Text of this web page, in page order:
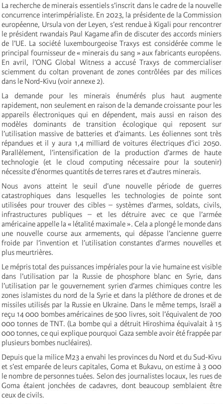
La recherche de minerais essentiels s’inscrit dans le cadre de la nouvelle
concurrence interimpérialiste. En 2023, la présidente de la Commission
européenne, Ursula von der Leyen, s’est rendue à Kigali pour rencontrer
le président rwandais Paul Kagame afin de discuter des accords miniers
de l’UE. La société luxembourgeoise Traxys est considérée comme le
principal fournisseur de « minerais du sang » aux fabricants européens.
En avril, l’ONG Global Witness a accusé Traxys de commercialiser
sciemment du coltan provenant de zones contrôlées par des milices
dans le Nord-Kivu (voir annexe 2).
La demande pour les minerais énumérés plus haut augmente
rapidement, non seulement en raison de la demande croissante pour les
appareils électroniques qui en dépendent, mais aussi en raison des
modèles dominants de transition écologique qui reposent sur
l’utilisation massive de batteries et d’aimants. Les éoliennes sont très
répandues et il y aura 1,4 milliard de voitures électriques d’ici 2050.
Parallèlement, l’intensification de la production d’armes de haute
technologie (et le cloud computing nécessaire pour la soutenir)
nécessite d’énormes quantités de terres rares et d’autres minerais.
Nous avons atteint le seuil d’une nouvelle période de guerres
catastrophiques dans lesquelles les technologies de pointe sont
utilisées pour trouver des cibles – systèmes d’armes, soldats, civils,
infrastructures publiques – et les détruire avec ce que l’armée
américaine appelle la « létalité maximale ». Cela a plongé le monde dans
une nouvelle course aux armements, qui dépasse l’ancienne guerre
froide par l’invention et l’utilisation constantes d’armes nouvelles et
plus meurtrières.
Le mépris total des puissances impériales pour la vie humaine est visible
dans l’utilisation par la Russie de phosphore blanc en Syrie, dans
l’utilisation par le gouvernement syrien d’armes chimiques contre les
zones islamistes du nord de la Syrie et dans la pléthore de drones et de
missiles utilisés par la Russie en Ukraine. Dans le même temps, Israël a
reçu 14 000 bombes américaines de 500 livres, soit l’équivalent de 700
000 tonnes de TNT. (La bombe qui a détruit Hiroshima équivalait à 15
000 tonnes, ce qui explique pourquoi Gaza semble avoir été frappée par
plusieurs bombes nucléaires).
Depuis que la milice M23 a envahi les provinces du Nord et du Sud-Kivu
et s’est emparée de leurs capitales, Goma et Bukavu, on estime à 3 000
le nombre de personnes tuées. Selon des journalistes locaux, les rues de
Goma étaient jonchées de cadavres, dont beaucoup semblaient être
ceux de civils.